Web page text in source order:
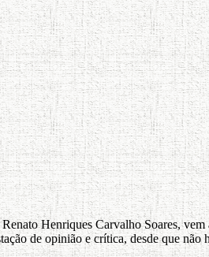
Henriques Carvalho Soares,
de opinião e crítica, desde que